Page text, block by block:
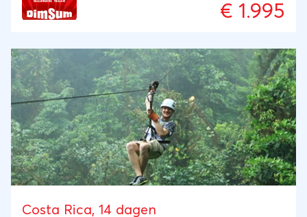
€ 1.995
Costa Rica, 14 dagen